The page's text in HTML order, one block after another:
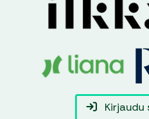
Kirjaudu